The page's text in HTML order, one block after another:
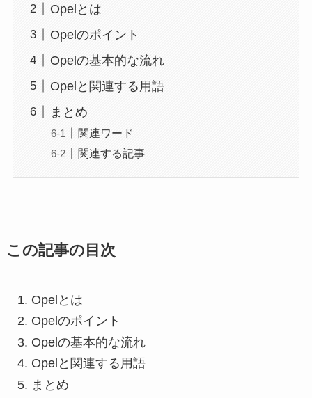
Opelとは
Opelのポイント
Opelの基本的な流れ
Opelと関連する用語
まとめ
関連ワード
関連する記事
この記事の目次
Opelとは
Opelのポイント
Opelの基本的な流れ
Opelと関連する用語
まとめ